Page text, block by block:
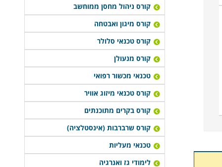
קורס ניהול מחסן ממוחשב
קורס מיגון ואבטחה
קורס טכנאי סלולר
קורס מנעולן
טכנאי מכשור רפואי
קורס טכנאי מיזוג אוויר
קורס בקרים מתוכנתים
קורס שרברבות (אינסטלציה)
טכנאי מעליות
לימודי גז ואנרגיה